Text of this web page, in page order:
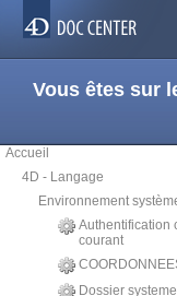
Vous êtes sur
Accueil
4D - Langage
Environnement
Authentification
courant
Dossier systeme